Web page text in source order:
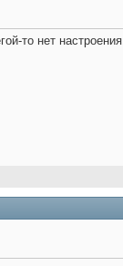
то нет